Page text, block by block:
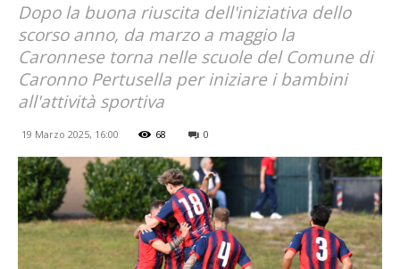
Dopo la buona riuscita dell'iniziativa dello
scorso anno, da marzo a maggio la
Caronnese torna nelle scuole del Comune di
Caronno Pertusella per iniziare i bambini
all'attività sportiva
19 Marzo 2025, 16:00 68 0